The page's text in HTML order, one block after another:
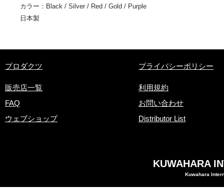
​カラー：Black / Silver / Red / Gold / Purple
日本製
​プロダクツ
販売店一覧
FAQ
ウェブショップ
プライバシーポリシー
利用規約
お問い合わせ
Distributor List
Kuwahara
KUWAHARA